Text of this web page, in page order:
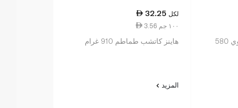
هاينز كاتشب طماطم عضوي 580
32.25 لكل
3.56 ١٠٠ جم
هاينز كاتشب طماطم 910 غرام
المزيد